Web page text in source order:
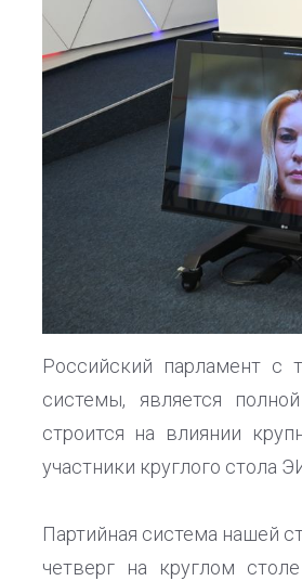
Российский парламент с
системы, является
строится на влиянии
участники круглого стола
Партийная система нашей
четверг на круглом